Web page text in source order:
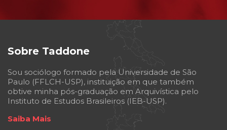
Sobre Taddone
Sou sociólogo formado pela Universidade de São
Paulo (FFLCH-USP), instituição em que também
obtive minha pós-graduação em Arquivística pelo
Instituto de Estudos Brasileiros (IEB-USP).
Saiba Mais